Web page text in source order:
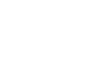
令和八年夏限定版